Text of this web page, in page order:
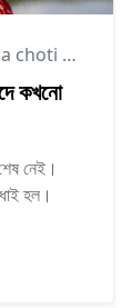
golpo
কখনো
নেই।
হল।